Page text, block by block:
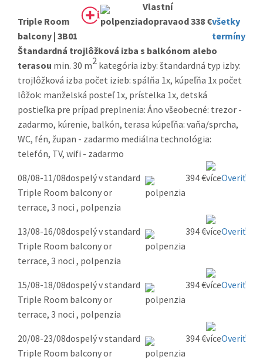
Triple Room
balcony | 3B01
od 338 €všetky
termíny
Štandardná trojlôžková izba s balkónom alebo
terasou min. 30 m2 kategória izby: štandardná typ izby:
trojlôžková izba počet izieb: spálňa 1x, kúpeľňa 1x počet
lôžok: manželská posteľ 1x, prístelka 1x, detská
postieľka pre prípad preplnenia: Áno všeobecné: trezor -
zadarmo, kúrenie, balkón, terasa kúpeľňa: vaňa/sprcha,
WC, fén, župan - zadarmo mediálna technológia:
telefón, TV, wifi - zadarmo
08/08-11/08dospelý v standard
Triple Room balcony or
terrace, 3 noci , polpenzia
394 € Overiť
13/08-16/08dospelý v standard
Triple Room balcony or
terrace, 3 noci , polpenzia
394 € Overiť
15/08-18/08dospelý v standard
Triple Room balcony or
terrace, 3 noci , polpenzia
394 € Overiť
20/08-23/08dospelý v standard
Triple Room balcony or
394 € Overiť